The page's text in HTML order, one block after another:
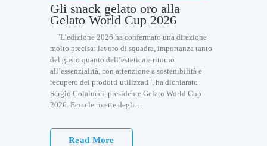
Gli snack gelato oro alla
Gelato World Cup 2026
"L’edizione 2026 ha confermato una direzione
molto precisa: lavoro di squadra, importanza tanto
del gusto quanto dell’estetica e ritorno
all’essenzialità, con attenzione a sostenibilità e
recupero dei prodotti utilizzati", ha dichiarato
Sergio Colalucci, presidente Gelato World Cup
2026. Ecco le ricette degli…
Read More